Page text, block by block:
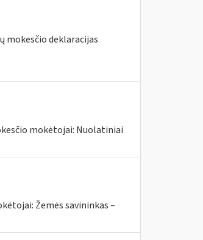
mokesčio deklaracijas
mokėtojai: Nuolatiniai
Žemės savininkas –